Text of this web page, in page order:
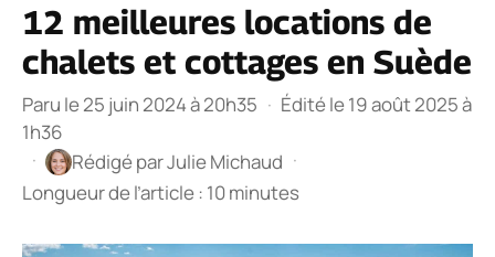
12 meilleures locations de
chalets et cottages en Suède
Paru le 25 juin 2024 à 20h35 · Édité le 19 août 2025 à
1h36
·
Rédigé parJulie Michaud ·
Longueur de l’article : 10 minutes